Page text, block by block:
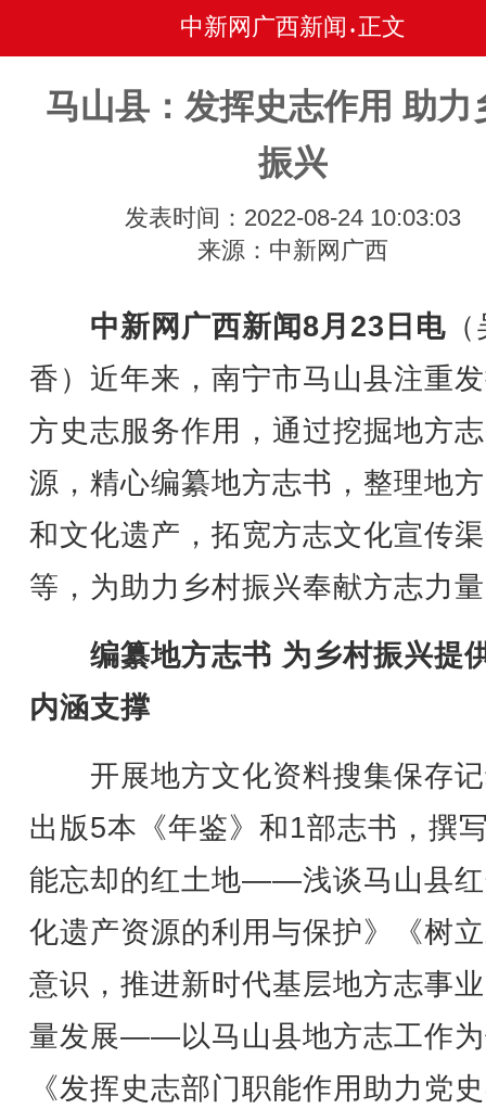
中新网广西新闻 • 正文
马山县：发挥史志作用 助力
振兴
发表时间：2022-08-24 10:03:03
来源：中新网广西
中新网广西新闻8月23日电
香）近年来，南宁市马山县注重
方史志服务作用，通过挖掘地方
源，精心编纂地方志书，整理地
和文化遗产，拓宽方志文化宣传
等，为助力乡村振兴奉献方志力
编纂地方志书 为乡村振兴提
内涵支撑
开展地方文化资料搜集保存
出版5本《年鉴》和1部志书，撰
能忘却的红土地——浅谈马山县
化遗产资源的利用与保护》《树
意识，推进新时代基层地方志事
量发展——以马山县地方志工作
《发挥史志部门职能作用助力党